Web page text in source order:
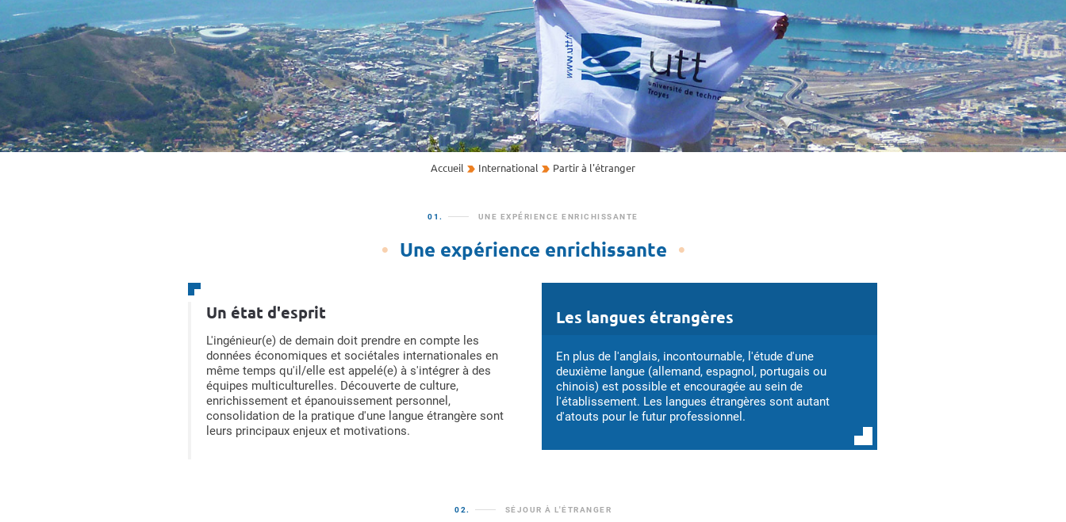
Accueil International Partir à l'étranger
01. UNE EXPÉRIENCE ENRICHISSANTE
Une expérience enrichissante
Un état d'esprit
L'ingénieur(e) de demain doit prendre en compte les
données économiques et sociétales internationales en
même temps qu'il/elle est appelé(e) à s'intégrer à des
équipes multiculturelles. Découverte de culture,
enrichissement et épanouissement personnel,
consolidation de la pratique d'une langue étrangère sont
leurs principaux enjeux et motivations.
Les langues étrangères
En plus de l'anglais, incontournable, l'étude d'une
deuxième langue (allemand, espagnol, portugais ou
chinois) est possible et encouragée au sein de
l'établissement. Les langues étrangères sont autant
d'atouts pour le futur professionnel.
02. SÉJOUR À L'ÉTRANGER